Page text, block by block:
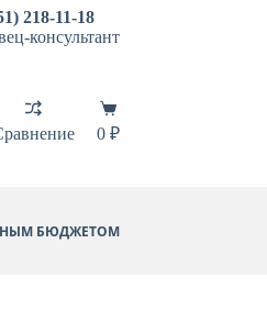
218-11-18
консультант
Корзина
0 ₽
БЮДЖЕТОМ